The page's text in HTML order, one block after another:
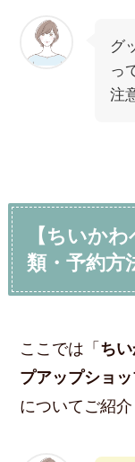
グ
っ
注
【ちいか
類・予約方
ここでは「 ち
プアップショ
についてご紹介